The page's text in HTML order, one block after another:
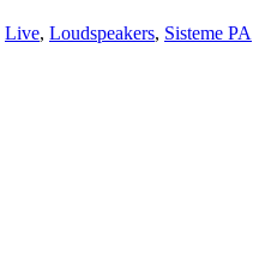
Live, Loudspeakers, Sisteme PA